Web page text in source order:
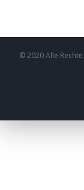
© 2020 Alle